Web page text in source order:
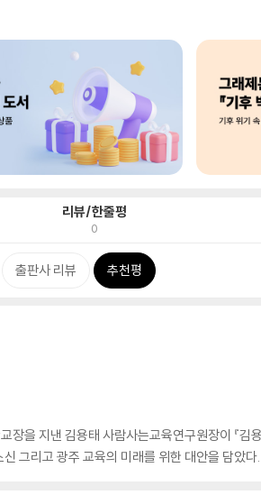
리뷰/한줄평
0
출판사 리뷰 추천평
을 지낸 김용태 사람사는교육연구원장이 『김
그리고 광주 교육의 미래를 위한 대안을 담았다.